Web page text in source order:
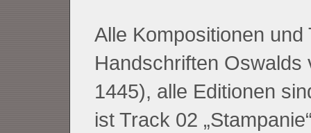
Alle Kompositionen
Handschriften Oswalds
1445), alle Editionen
ist Track 02